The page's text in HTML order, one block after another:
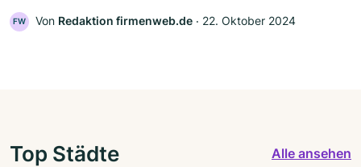
FW Von Redaktion firmenweb.de ‧ 22. Oktober 2024
Top Städte Alle ansehen